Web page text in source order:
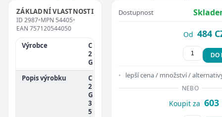
ZÁKLADNÍ VLASTNOSTI
ID 2987•MPN 54405•
EAN 757120544050
Výrobce
C
2
G
Popis výrobku
C
2
G
3
5
Dostupnost
Od 484
DO
lepší cena / množství /
NEBO
Koupit za 603